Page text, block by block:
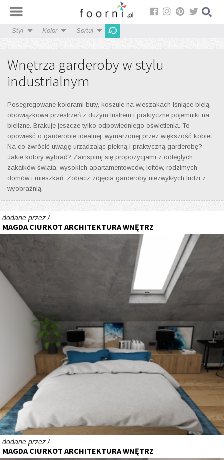
Styl Kolor Sortuj
Wnętrza garderoby w stylu
industrialnym
Posegregowane kolorami buty, koszule na wieszakach lśniące bielą,
obowiązkowa przestrzeń z dużym lustrem i praktyczne pojemniki na
bieliznę. Brakuje jeszcze tylko odpowiedniego oświetlenia. To
opowieść o garderobie idealnej, wymarzonej przez większość kobiet.
Na co zwrócić uwagę urządzając piękną i praktyczną garderobę?
Jakie kolory wybrać? Zainspiruj się propozycjami z odległych
zakątków świata, wysokich apartamentowców, loftów, rodzimych
domów i mieszkań. Zobacz zdjęcia garderoby niezwykłych ludzi z
wyobraźnią.
dodane przez /
MAGDA CIURKOT ARCHITEKTURA WNĘTRZ
dodane przez /
MAGDA CIURKOT ARCHITEKTURA WNĘTRZ